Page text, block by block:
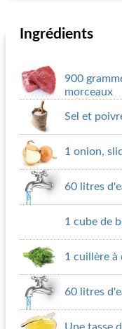
Ingrédients
900
morceaux
Sel et
1 onion,
60 litres
1 cube de
1 cuillère à
60 litres